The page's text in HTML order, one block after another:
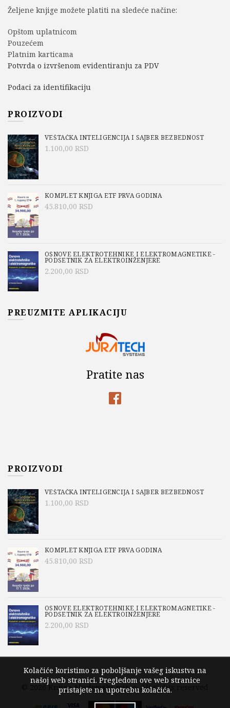
Željene knjige možete platiti na sledeće načine:
Opštom uplatnicom
Pouzećem
Platnim karticama
Potvrda o izvršenom evidentiranju za PDV
Podaci za identifikaciju
PROIZVODI
VEŠTAČKA INTELIGENCIJA I SAJBER BEZBEDNOST
1.100,00 RSD
KOMPLET KNJIGA ETF PRVA GODINA
45.810,00 RSD
OSNOVE ELEKTROTEHNIKE I ELEKTROMAGNETIKE -
PODSETNIK ZA ELEKTROINŽENJERE
2.200,00 RSD
PREUZMITE APLIKACIJU
Pratite nas
PROIZVODI
VEŠTAČKA INTELIGENCIJA I SAJBER BEZBEDNOST
1.100,00 RSD
KOMPLET KNJIGA ETF PRVA GODINA
45.810,00 RSD
OSNOVE ELEKTROTEHNIKE I ELEKTROMAGNETIKE -
PODSETNIK ZA ELEKTROINŽENJERE
2.200,00 RSD
© 2026 Knjige Akademska misao. All rights reserved
Kolačiće koristimo za poboljšanje vašeg iskustva na
našoj web stranici. Pregledom ove web stranice
pristajete na upotrebu kolačića.